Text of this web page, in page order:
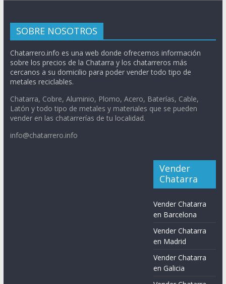
SOBRE NOSOTROS
Chatarrero.info es una web donde ofrecemos información
sobre los precios de la Chatarra y los chatarreros más
cercanos a su domicilio para poder vender todo tipo de
metales reciclables.
Chatarra, Cobre, Aluminio, Plomo, Acero, Baterías, Cable,
Latón y todo tipo de metales y materiales que se pueden
vender en las chatarrerías de tu localidad.
info@chatarrero.info
Vender
Chatarra
Vender Chatarra
en Barcelona
Vender Chatarra
en Madrid
Vender Chatarra
en Galicia